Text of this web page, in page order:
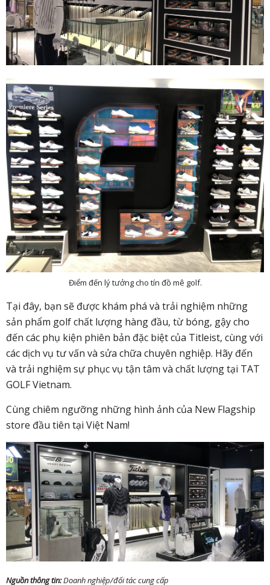
Điểm đến lý tưởng cho tín đồ mê golf.
Tại đây, bạn sẽ được khám phá và trải nghiệm những
sản phẩm golf chất lượng hàng đầu, từ bóng, gậy cho
đến các phụ kiện phiên bản đặc biệt của Titleist, cùng với
các dịch vụ tư vấn và sửa chữa chuyên nghiệp. Hãy đến
và trải nghiệm sự phục vụ tận tâm và chất lượng tại TAT
GOLF Vietnam.
Cùng chiêm ngưỡng những hình ảnh của New Flagship
store đầu tiên tại Việt Nam!
Nguồn thông tin:Doanh nghiệp/đối tác cung cấp